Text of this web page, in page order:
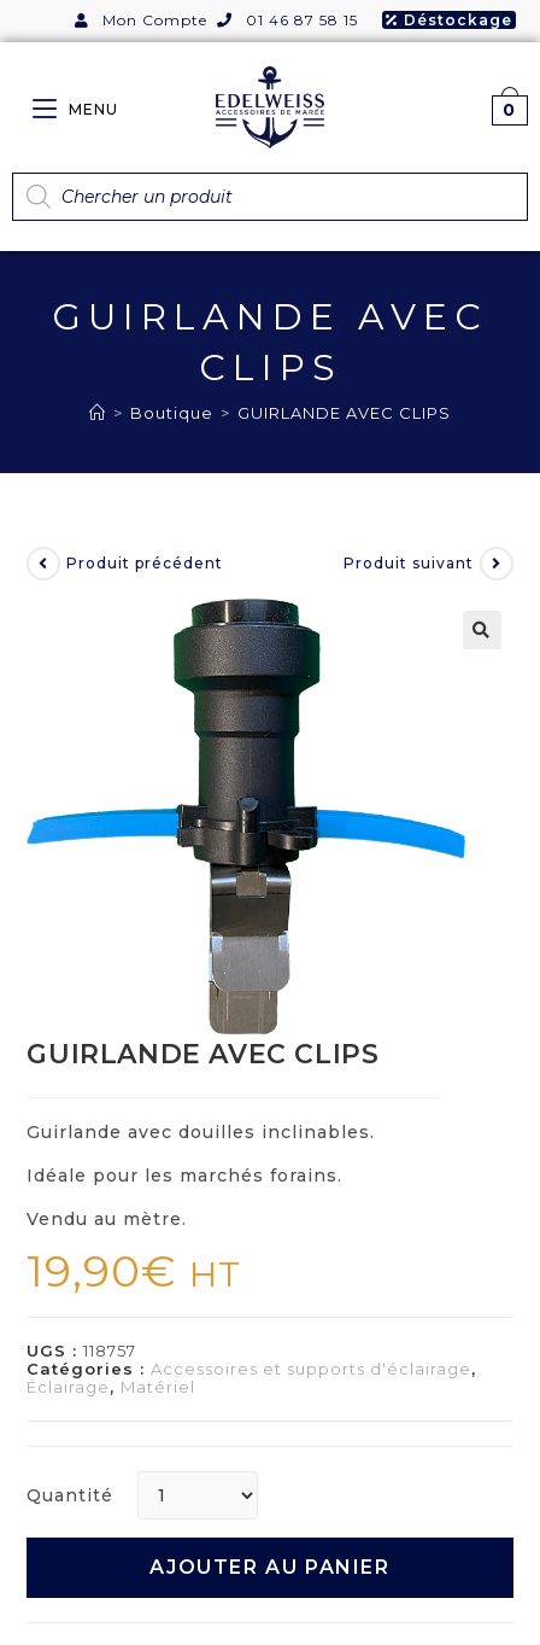
Mon Compte 01 46 87 58 15 Déstockage
MENU 0
GUIRLANDE AVEC
CLIPS
> Boutique > GUIRLANDE AVEC CLIPS
Produit précédent Produit suivant
GUIRLANDE AVEC CLIPS
Guirlande avec douilles inclinables.
Idéale pour les marchés forains.
Vendu au mètre.
19,90€ HT
UGS :118757
Catégories : Accessoires et supports d'éclairage,
Éclairage, Matériel
Quantité
AJOUTER AU PANIER